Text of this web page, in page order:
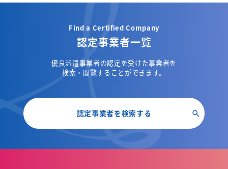
Find a Certified Company
認定事業者一覧
優良派遣事業者の認定を受けた事業者を
検索・閲覧することができます。
認定事業者を検索する